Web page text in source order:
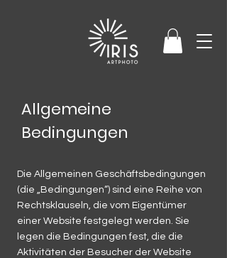
Allgemeine
Bedingungen
Die Allgemeinen Geschäftsbedingungen
(die „Bedingungen“) sind eine Reihe von
Rechtsklauseln, die vom Eigentümer
einer Website festgelegt werden. Sie
legen die Bedingungen fest, die die
Aktivitäten der Besucher der Website